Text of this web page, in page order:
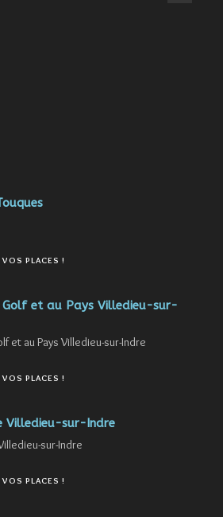
VOS PLACES !
Golf et au Pays Villedieu-sur-
et au Pays Villedieu-sur-Indre
VOS PLACES !
Villedieu-sur-Indre
sur-Indre
VOS PLACES !